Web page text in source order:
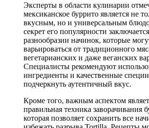
Эксперты в области кулинарии
мексиканское буррито является не
вкусным, но и универсальным
секрет его популярности
разнообразии начинок, которые
варьироваться от традиционного
вегетарианских и даже веганских
Специалисты рекомендуют
ингредиенты и качественные
подчеркнуть аутентичный вкус.
Кроме того, важным аспектом
правильная техника заворачивания
которая позволяет сохранить все